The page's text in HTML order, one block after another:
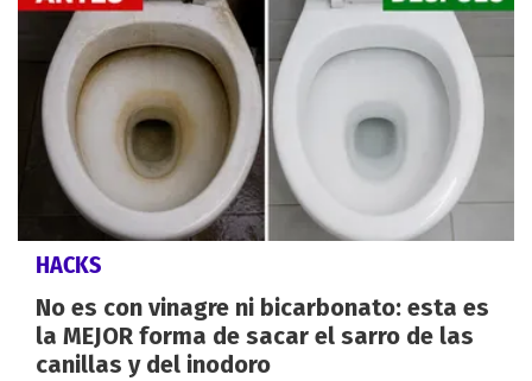
HACKS
No es con vinagre ni bicarbonato: esta es
la MEJOR forma de sacar el sarro de las
canillas y del inodoro